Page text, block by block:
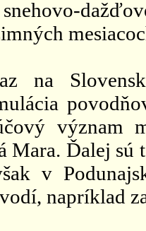
na
význam
Mara. Ďalej
v
napríklad